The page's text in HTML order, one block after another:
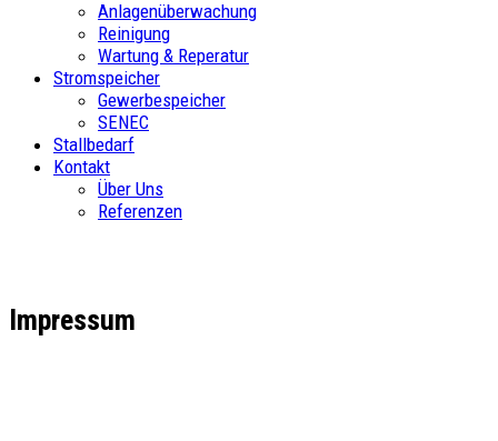
Anlagenüberwachung
Reinigung
Wartung & Reperatur
Stromspeicher
Gewerbespeicher
SENEC
Stallbedarf
Kontakt
Über Uns
Referenzen
Impressum